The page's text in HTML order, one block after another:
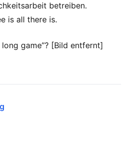
betreiben.
is all there is.
long game”? [Bild entfernt]